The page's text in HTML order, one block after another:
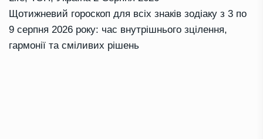
Щотижневий гороскоп для всіх знаків зодіаку з 3 по
9 серпня 2026 року: час внутрішнього зцілення,
гармонії та сміливих рішень